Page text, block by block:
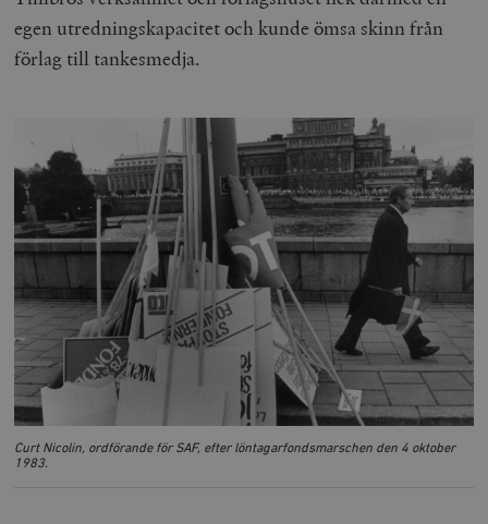
egen utredningskapacitet och kunde ömsa skinn från
förlag till tankesmedja.
Curt Nicolin, ordförande för SAF, efter löntagarfondsmarschen den 4 oktober
1983.